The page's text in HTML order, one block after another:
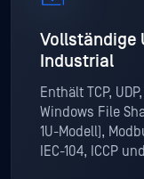
Vollständige
Industrial
Enthält TCP,
Windows File
1U-Modell),
IEC-104, ICCP